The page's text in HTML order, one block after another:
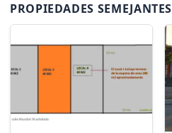
PROPIEDADES SEMEJANTES